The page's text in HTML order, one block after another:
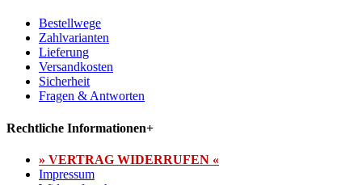
Bestellwege
Zahlvarianten
Lieferung
Versandkosten
Sicherheit
Fragen & Antworten
Rechtliche Informationen+
» VERTRAG WIDERRUFEN «
Impressum